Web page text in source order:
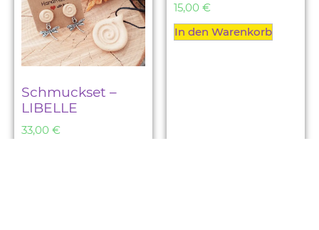
Schmuckset –
LIBELLE
33,00 €
15,00 €
In den Warenkorb